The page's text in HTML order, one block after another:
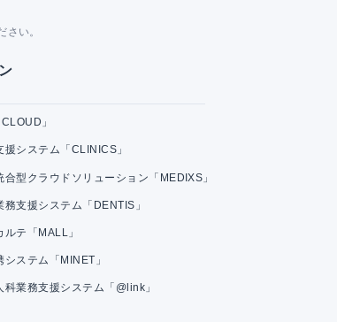
い。
」
援システム「CLINICS」
合型クラウドソリューション「MEDIXS」
務支援システム「DENTIS」
テ「MALL」
システム「MINET」
科業務支援システム「@link」